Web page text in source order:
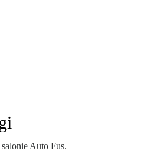
Auto Fus.